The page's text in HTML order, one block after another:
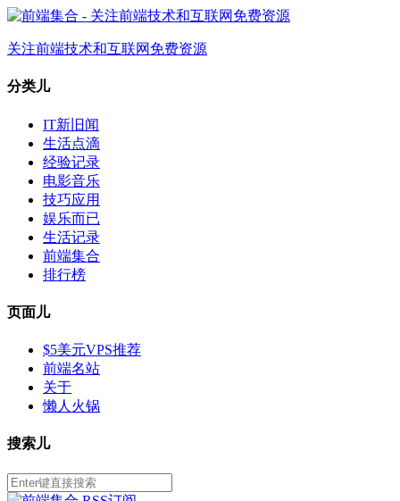
关注前端技术和互联网免费资源
分类儿
IT新旧闻
生活点滴
经验记录
电影音乐
技巧应用
娱乐而已
生活记录
前端集合
排行榜
页面儿
$5美元VPS推荐
前端名站
关于
懒人火锅
搜索儿